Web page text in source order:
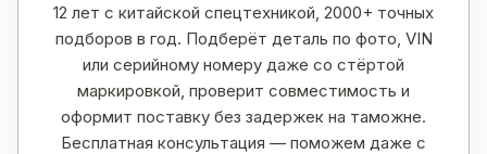
12 лет с китайской спецтехникой, 2000+ точных
подборов в год. Подберёт деталь по фото, VIN
или серийному номеру даже со стёртой
маркировкой, проверит совместимость и
оформит поставку без задержек на таможне.
Бесплатная консультация — поможем даже с